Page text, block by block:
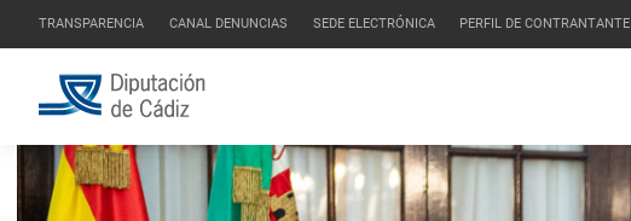
TRANSPARENCIA CANAL DENUNCIAS SEDE ELECTRÓNICA PERFIL DE CONTRANTANTE